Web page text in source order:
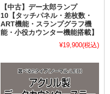
【中古】デー太郎ランプ
10【タッチパネル・差枚数・
ART機能・スランプグラフ機
能・小役カウンター機能搭載】
¥19,900(税込)